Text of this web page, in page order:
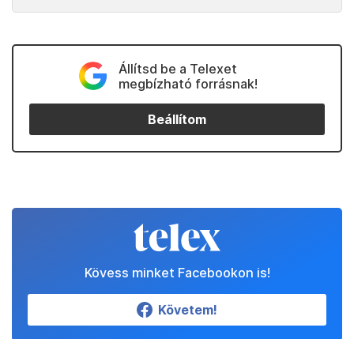
Állítsd be a Telexet
megbízható forrásnak!
Beállítom
Kövess minket Facebookon is!
Követem!